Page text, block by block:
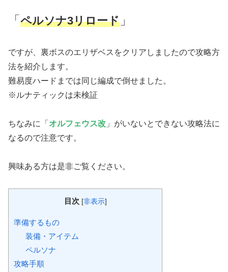
「 ペルソナ3リロード 」
ですが、裏ボスのエリザベスをクリアしましたので攻略方
法を紹介します。
難易度ハードまでは同じ編成で倒せました。
※ルナティックは未検証
ちなみに「 オルフェウス改 」がいないとできない攻略法に
なるので注意です。
興味ある方は是非ご覧ください。
目次 [非表示]
準備するもの
装備・アイテム
ペルソナ
攻略手順